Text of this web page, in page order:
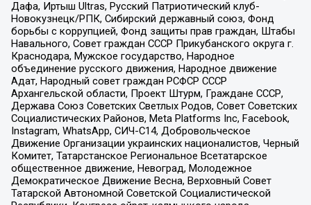
Дафа, Иртыш Ultras, Русский Патриотический клуб-
Новокузнецк/РПК, Сибирский державный союз, Фонд
борьбы с коррупцией, Фонд защиты прав граждан, Штабы
Навального, Совет граждан СССР Прикубанского округа г.
Краснодара, Мужское государство, Народное
объединение русского движения, Народное движение
Адат, Народный совет граждан РСФСР СССР
Архангельской области, Проект Штурм, Граждане СССР,
Держава Союз Советских Светлых Родов, Совет Советских
Социалистических Районов, Meta Platforms Inc, Facebook,
Instagram, WhatsApp, СИЧ-С14, Добровольческое
Движение Организации украинских националистов, Черный
Комитет, Татарстанское Региональное Всетатарское
общественное движение, Невоград, Молодежное
Демократическое Движение Весна, Верховный Совет
Татарской Автономной Советской Социалистической